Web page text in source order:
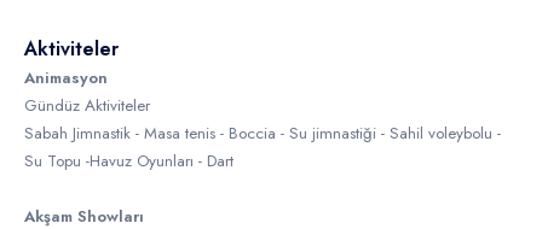
Aktiviteler
Animasyon
Gündüz Aktiviteler
Sabah Jimnastik - Masa tenis - Boccia - Su jimnastiği - Sahil voleybolu -
Su Topu -Havuz Oyunları - Dart
Akşam Showları